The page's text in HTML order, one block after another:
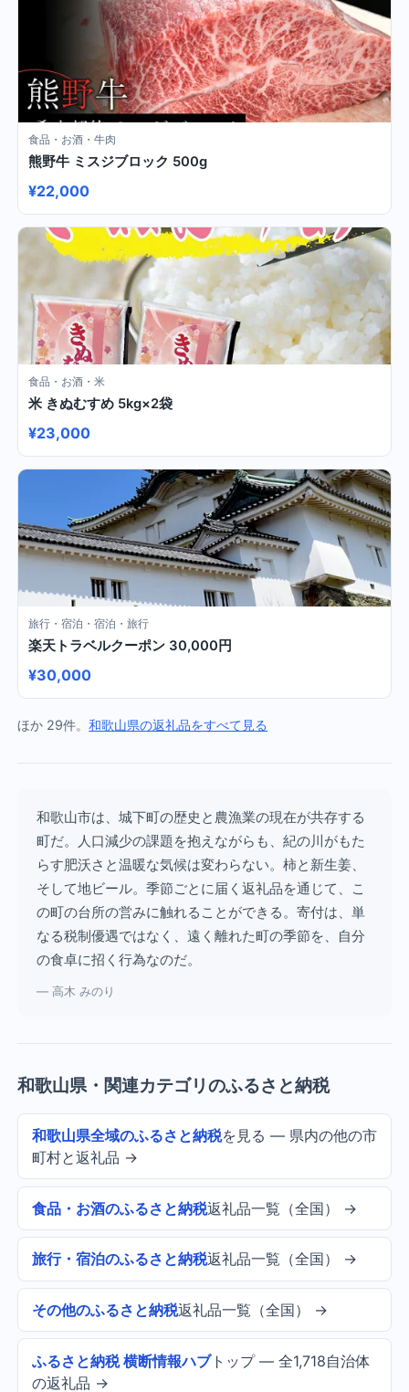
食品・お酒・牛肉
熊野牛 ミスジブロック 500g
¥22,000
食品・お酒・米
米 きぬむすめ 5kg×2袋
¥23,000
旅行・宿泊・宿泊・旅行
楽天トラベルクーポン 30,000円
¥30,000
ほか 29件。和歌山県の返礼品をすべて見る
和歌山市は、城下町の歴史と農漁業の現在が共存する
町だ。人口減少の課題を抱えながらも、紀の川がもた
らす肥沃さと温暖な気候は変わらない。柿と新生姜、
そして地ビール。季節ごとに届く返礼品を通じて、こ
の町の台所の営みに触れることができる。寄付は、単
なる税制優遇ではなく、遠く離れた町の季節を、自分
の食卓に招く行為なのだ。
— 高木 みのり
和歌山県・関連カテゴリのふるさと納税
和歌山県全域のふるさと納税を見る — 県内の他の市
町村と返礼品 →
食品・お酒のふるさと納税返礼品一覧（全国） →
旅行・宿泊のふるさと納税返礼品一覧（全国） →
その他のふるさと納税返礼品一覧（全国） →
ふるさと納税 横断情報ハブトップ — 全1,718自治体
の返礼品 →